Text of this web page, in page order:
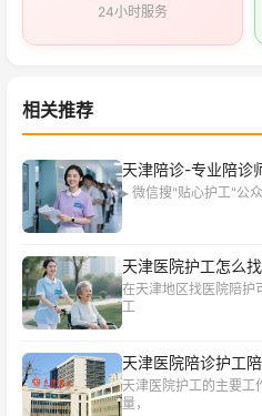
24小时服务
相关推荐
天津陪诊-专业陪诊
▸ 微信搜"贴心护工"公
天津医院护工怎么
在天津地区找医院陪护
工
天津医院陪诊护工
天津医院护工的主要工
量，